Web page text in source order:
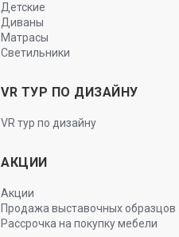
Детские
Диваны
Матрасы
Светильники
VR ТУР ПО ДИЗАЙНУ
VR тур по дизайну
АКЦИИ
Акции
Продажа выставочных образцов
Рассрочка на покупку мебели